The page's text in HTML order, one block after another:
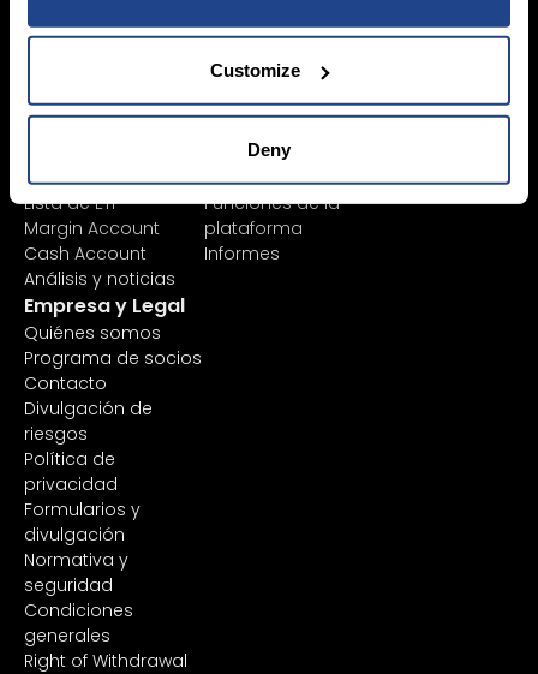
Customize
Deny
financieros
disponibles
Tipos de órdenes
AI
Lista de ETF
Margin Account
Cash Account
Análisis y noticias
plataformas
Mexem Desktop
Apps móviles
TradingView
API
Funciones de la
plataforma
Informes
Empresa y Legal
Quiénes somos
Programa de socios
Contacto
Divulgación de
riesgos
Política de
privacidad
Formularios y
divulgación
Normativa y
seguridad
Condiciones
generales
Right of Withdrawal